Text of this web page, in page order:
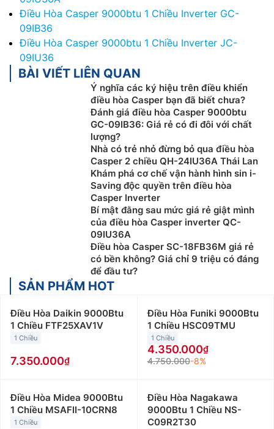
Điều Hòa Casper 9000btu 1 Chiều Inverter GC-
09IB36
Điều Hòa Casper 9000btu 1 Chiều Inverter JC-
09IU36
BÀI VIẾT LIÊN QUAN
Ý nghĩa các ký hiệu trên điều khiển
điều hòa Casper bạn đã biết chưa?
Đánh giá điều hòa Casper 9000btu
GC-09IB36: Giá rẻ có đi đôi với chất
lượng?
Nhà có trẻ nhỏ đừng bỏ qua điều hòa
Casper 2 chiều QH-24IU36A Thái Lan
Khám phá cơ chế vận hành hình sin i-
Saving độc quyền trên điều hòa
Casper Inverter
Bí mật đằng sau mức giá rẻ giật mình
của điều hòa Casper inverter QC-
09IU36A
Điều hòa Casper SC-18FB36M giá rẻ
có bền không? Giá chỉ 9 triệu có đáng
để đầu tư?
SẢN PHẨM HOT
Điều Hòa Daikin 9000Btu
1 Chiều FTF25XAV1V
1 Chiều
7.350.000
Điều Hòa Funiki 9000Btu
1 Chiều HSC09TMU
1 Chiều
4.350.000
4.750.000-8%
Điều Hòa Midea 9000Btu
1 Chiều MSAFII-10CRN8
1 Chiều
Điều Hòa Nagakawa
9000Btu 1 Chiều NS-
C09R2T30